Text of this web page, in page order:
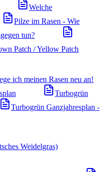
Welche
Pilze im Rasen - Wie
tun?
Patch / Yellow Patch
ich meinen Rasen neu an!
Turbogrün
Turbogrün Ganzjahresplan -
Weidelgras)